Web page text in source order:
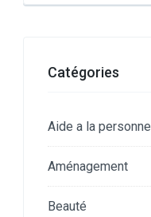
Catégories
Aide a la personne
Aménagement
Beauté